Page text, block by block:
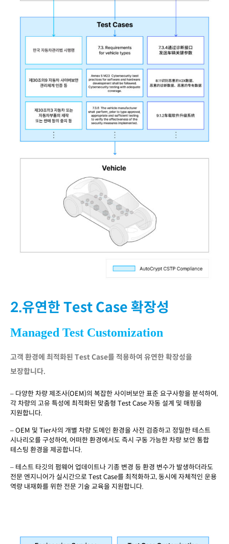
2.유연한 Test Case 확장성
Managed Test Customization
고객 환경에 최적화된 Test Case를 적용하여 유연한 확장성을
보장합니다.
– 다양한 차량 제조사(OEM)의 복잡한 사이버보안 표준 요구사항을 분석하여,
각 차량의 고유 특성에 최적화된 맞춤형 Test Case 자동 설계 및 매핑을
지원합니다.​
– OEM 및 Tier사의 개별 차량 도메인 환경을 사전 검증하고 정밀한 테스트
시나리오를 구성하여, 어떠한 환경에서도 즉시 구동 가능한 차량 보안 통합
테스팅 환경을 제공합니다.​
– 테스트 타깃의 펌웨어 업데이트나 기종 변경 등 환경 변수가 발생하더라도
전문 엔지니어가 실시간으로 Test Case를 최적화하고, 동시에 자체적인 운용
역량 내재화를 위한 전문 기술 교육을 지원합니다.​